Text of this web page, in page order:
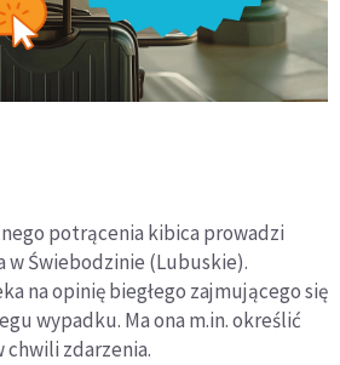
potrącenia kibica prowadzi
w Świebodzinie (Lubuskie).
na opinię biegłego zajmującego się
wypadku. Ma ona m.in. określić
chwili zdarzenia.